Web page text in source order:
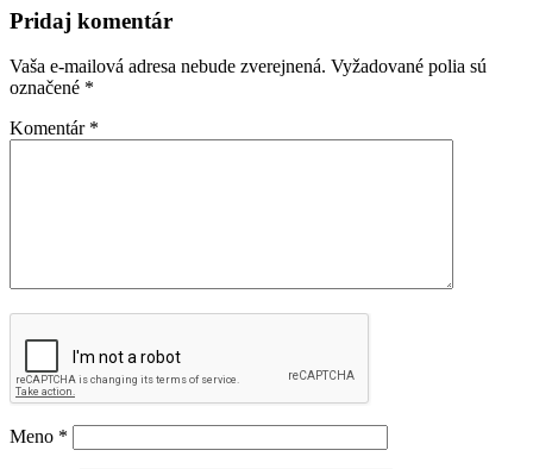
Pridaj komentár
Vaša e-mailová adresa nebude zverejnená. Vyžadované polia sú
označené *
Komentár *
Meno *